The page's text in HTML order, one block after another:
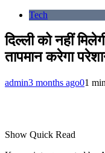
Tech
दिल्ली को नहीं
तापमान करेगा
admin3 months ago01
Show Quick Read